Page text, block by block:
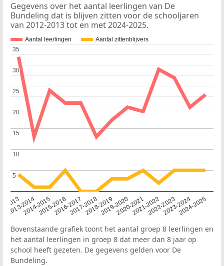
Gegevens over het aantal leerlingen van De
Bundeling dat is blijven zitten voor de schooljaren
van 2012-2013 tot en met 2024-2025.
Aantal leerlingen Aantal zittenblijvers
2013
2013-2014
2014-20152015-20162016-20172017-20182018-20192019-20202020-20212021-20222022-20232023-20242024-2025
5
5
10
10
15
15
20
20
25
25
30
30
35
35
Bovenstaande grafiek toont het aantal groep 8 leerlingen en
het aantal leerlingen in groep 8 dat meer dan 8 jaar op
school heeft gezeten. De gegevens gelden voor De
Bundeling.